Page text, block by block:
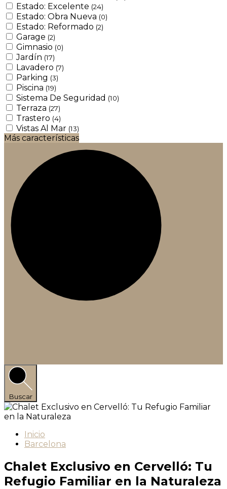
Estado: Excelente (24)
Estado: Obra Nueva (0)
Estado: Reformado (2)
Garage (2)
Gimnasio (0)
Jardín (17)
Lavadero (7)
Parking (3)
Piscina (19)
Sistema De Seguridad (10)
Terraza (27)
Trastero (4)
Vistas Al Mar (13)
Más características
Buscar
Inicio
Barcelona
Chalet Exclusivo en Cervelló: Tu
Refugio Familiar en la Naturaleza